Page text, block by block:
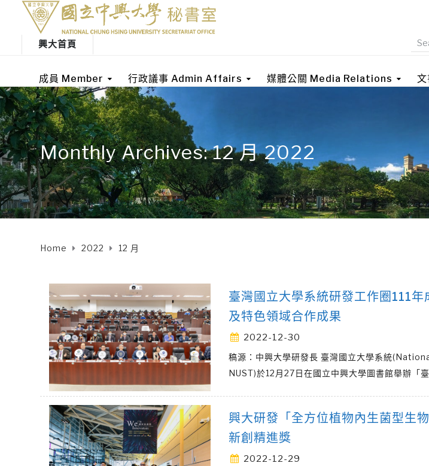
興大首頁
成員 Member 行政議事 Admin Affairs 媒體公關 Media Relations
Monthly Archives: 12 月 2022
Home 2022 12 月
臺灣國立大學系統研發工作圈111
及特色領域合作成果
2022-12-30
稿源：中興大學研發長 臺灣國立大學系統
NUST)於12月27日在國立中興大學圖書館舉辦「
興大研發「全方位植物內生菌型生
新創精進獎
2022-12-29